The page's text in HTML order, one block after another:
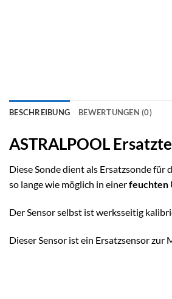
BESCHREIBUNG BEWERTUNGEN (0)
ASTRALPOOL
Diese Sonde dient als Ersatzsonde für
so lange wie möglich in einerfeuchten
Der Sensor selbst ist werksseitig
Dieser Sensor ist ein Ersatzsensor zur